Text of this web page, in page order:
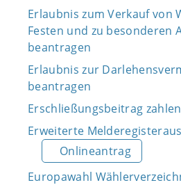
Erlaubnis zum Verkauf von
Festen und zu besonderen
beantragen
Erlaubnis zur
beantragen
Erschließungsbeitrag zahlen
Erweiterte
Onlineantrag
Europawahl